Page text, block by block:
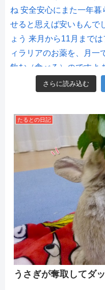
さらに読み込む
たるとの日記
うさぎが奪取してダ